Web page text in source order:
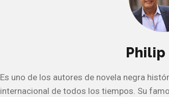
Philip
Es uno de los autores de novela negra
internacional de todos los tiempos. Su